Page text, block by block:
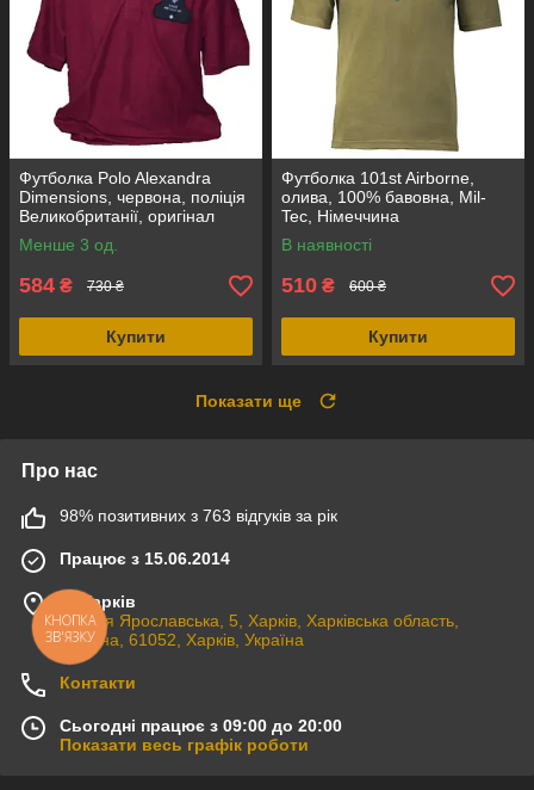
Футболка Polo Alexandra
Dimensions, червона, поліція
Великобританії, оригінал
Менше 3 од.
584 ₴ 730 ₴
Купити
Футболка 101st Airborne,
олива, 100% бавовна, Mil-
Tec, Німеччина
В наявності
510 ₴ 600 ₴
Купити
Показати ще
Про нас
98% позитивних з 763 відгуків за рік
Працює з 15.06.2014
м. Харків
вулиця Ярославська, 5, Харків, Харківська область,
Україна, 61052, Харків, Україна
Контакти
Сьогодні працює з 09:00 до 20:00
Показати весь графік роботи
КНОПКА
ЗВ'ЯЗКУ